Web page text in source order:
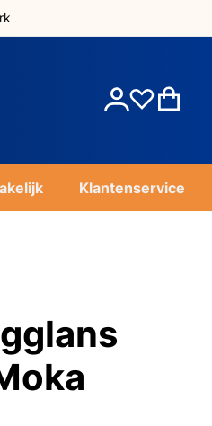
Account
Klantenservice